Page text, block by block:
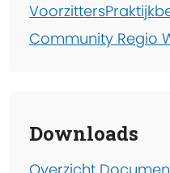
Voorzitters
Community Regio
Downloads